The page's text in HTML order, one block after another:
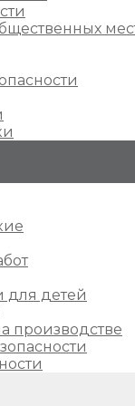
для детей
производстве